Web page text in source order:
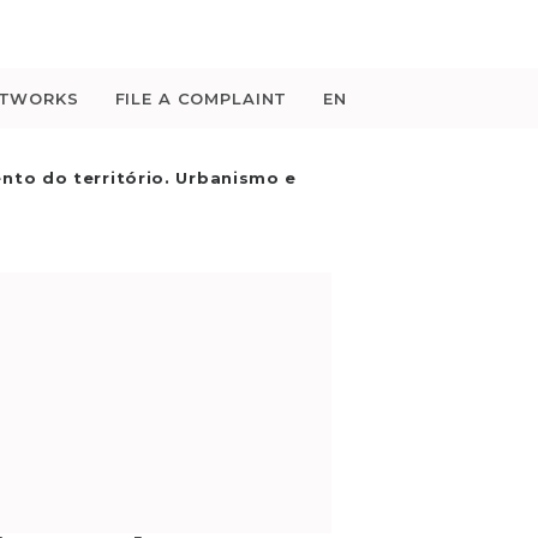
FILE A COMPLAINT EN
do território. Urbanismo e